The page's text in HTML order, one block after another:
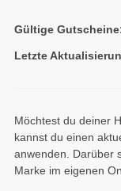
Gültige
Letzte
Möchtest du deiner
kannst du einen
anwenden. Darüber
Marke im eigenen